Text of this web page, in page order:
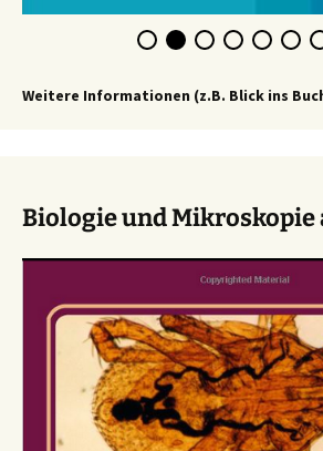
Weitere Informationen (z.B. Blick ins
Biologie und Mikroskopie